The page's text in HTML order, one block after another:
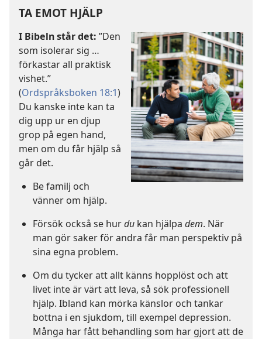
TA EMOT HJÄLP
I Bibeln står det: ”Den
som isolerar sig …
förkastar all praktisk
vishet.”
(Ordspråksboken 18:1)
Du kanske inte kan ta
dig upp ur en djup
grop på egen hand,
men om du får hjälp så
går det.
Be familj och
vänner om hjälp.
Försök också se hurdu kan hjälpa dem. När
man gör saker för andra får man perspektiv på
sina egna problem.
Om du tycker att allt känns hopplöst och att
livet inte är värt att leva, så sök professionell
hjälp. Ibland kan mörka känslor och tankar
bottna i en sjukdom, till exempel depression.
Många har fått behandling som har gjort att de